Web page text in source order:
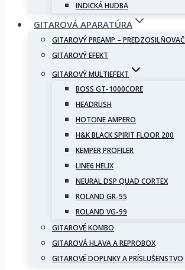
INDICKÁ HUDBA
GITAROVÁ APARATÚRA
GITAROVÝ PREAMP – PREDZOSILŇOVAČ
GITAROVÝ EFEKT
GITAROVÝ MULTIEFEKT
BOSS GT-1000CORE
HEADRUSH
HOTONE AMPERO
H&K BLACK SPIRIT FLOOR 200
KEMPER PROFILER
LINE6 HELIX
NEURAL DSP QUAD CORTEX
ROLAND GR-55
ROLAND VG-99
GITAROVÉ KOMBO
GITAROVÁ HLAVA A REPROBOX
GITAROVÉ DOPLNKY A PRÍSLUŠENSTVO